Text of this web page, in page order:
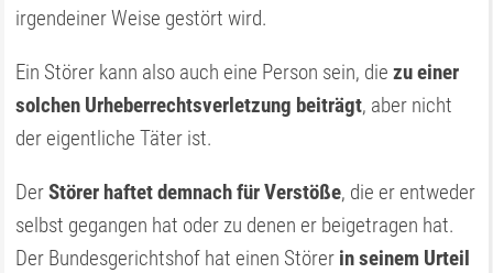
irgendeiner Weise gestört wird.
Ein Störer kann also auch eine Person sein, diezu einer
solchen Urheberrechtsverletzung beiträgt, aber nicht
der eigentliche Täter ist.
DerStörer haftet demnach für Verstöße, die er entweder
selbst gegangen hat oder zu denen er beigetragen hat.
Der Bundesgerichtshof hat einen Störer in seinem Urteil